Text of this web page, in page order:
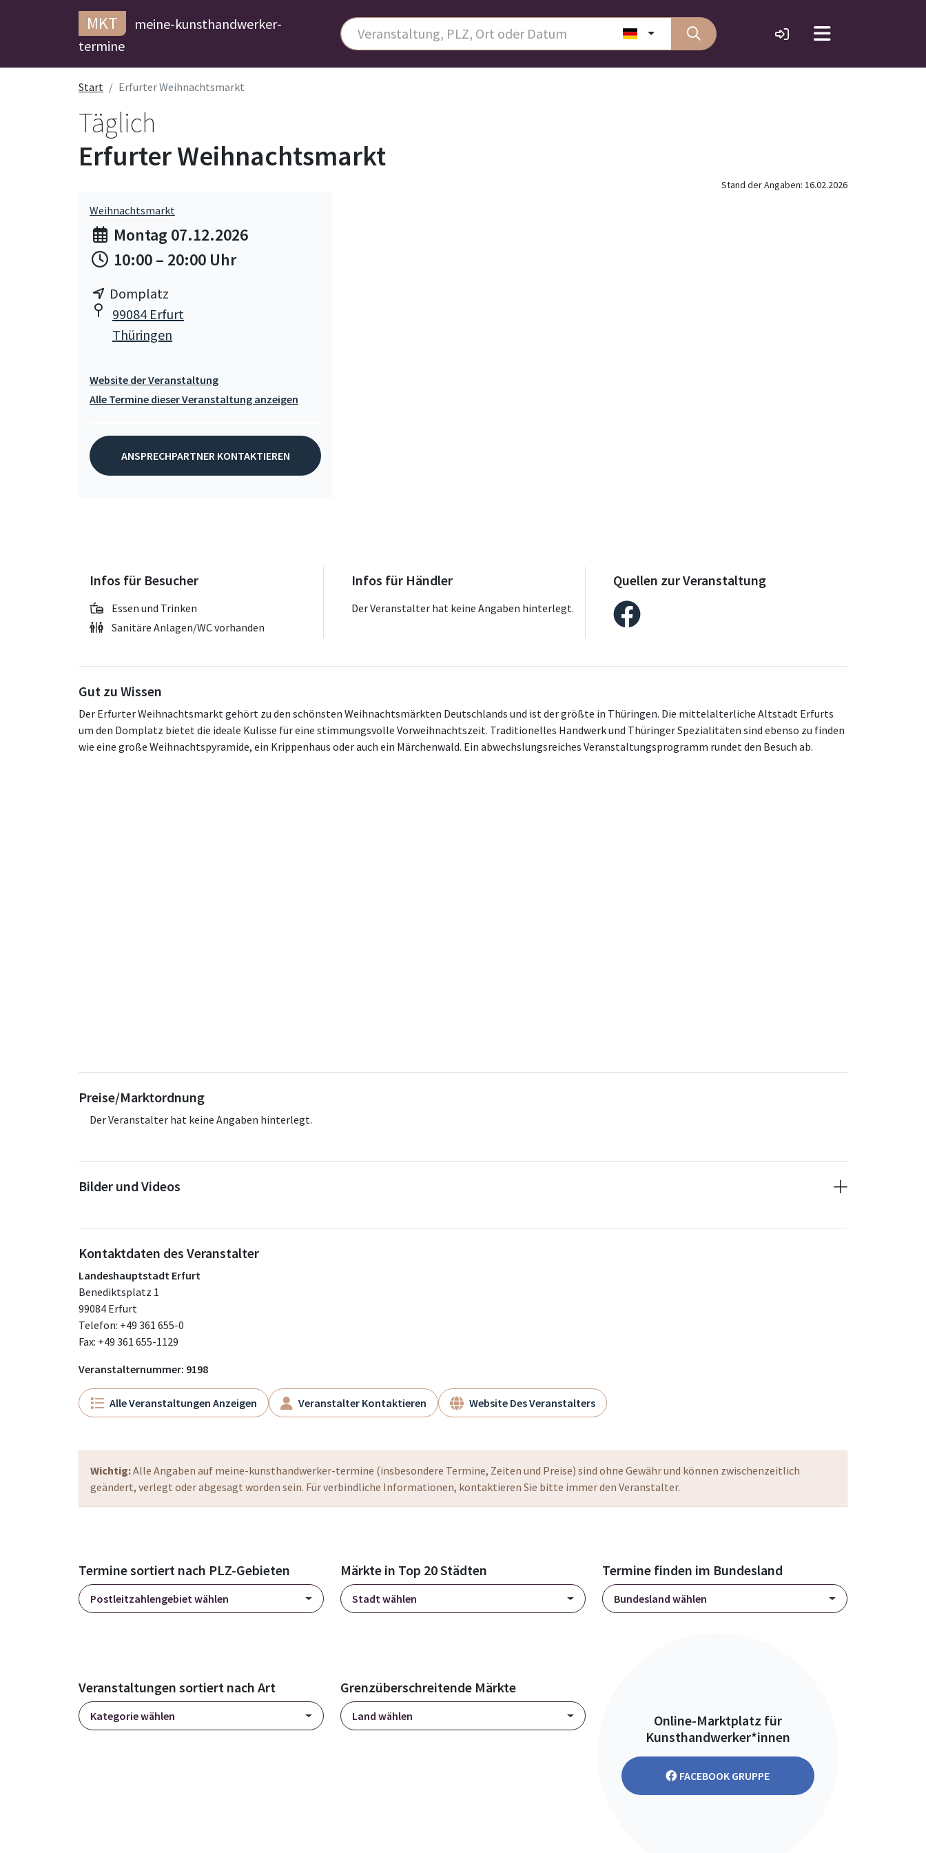
MKT
meine-kunsthandwerker-
termine
Start Erfurter Weihnachtsmarkt
Täglich
Erfurter Weihnachtsmarkt
Stand der Angaben: 16.02.2026
Weihnachtsmarkt
Montag 07.12.2026
10:00 – 20:00 Uhr
Domplatz
99084 Erfurt
Thüringen
Website der Veranstaltung
Alle Termine dieser Veranstaltung anzeigen
ANSPRECHPARTNER KONTAKTIEREN
Infos für Besucher
Essen und Trinken
Sanitäre Anlagen/WC vorhanden
Infos für Händler
Der Veranstalter hat keine Angaben hinterlegt.
Quellen zur Veranstaltung
Gut zu Wissen
Der Erfurter Weihnachtsmarkt gehört zu den schönsten Weihnachtsmärkten Deutschlands und ist der größte in Thüringen. Die mittelalterliche Altstadt Erfurts
um den Domplatz bietet die ideale Kulisse für eine stimmungsvolle Vorweihnachtszeit. Traditionelles Handwerk und Thüringer Spezialitäten sind ebenso zu finden
wie eine große Weihnachtspyramide, ein Krippenhaus oder auch ein Märchenwald. Ein abwechslungsreiches Veranstaltungsprogramm rundet den Besuch ab.
Preise/Marktordnung
Der Veranstalter hat keine Angaben hinterlegt.
Bilder und Videos
Kontaktdaten des Veranstalter
Landeshauptstadt Erfurt
Benediktsplatz 1
99084 Erfurt
Telefon: +49 361 655-0
Fax: +49 361 655-1129
Veranstalternummer: 9198
Alle Veranstaltungen Anzeigen Veranstalter Kontaktieren Website Des Veranstalters
Wichtig:Alle Angaben auf meine-kunsthandwerker-termine (insbesondere Termine, Zeiten und Preise) sind ohne Gewähr und können zwischenzeitlich
geändert, verlegt oder abgesagt worden sein. Für verbindliche Informationen, kontaktieren Sie bitte immer den Veranstalter.
Termine sortiert nach PLZ-Gebieten
Postleitzahlengebiet wählen
Märkte in Top 20 Städten
Stadt wählen
Termine finden im Bundesland
Bundesland wählen
Veranstaltungen sortiert nach Art
Kategorie wählen
Grenzüberschreitende Märkte
Land wählen
Online-Marktplatz für
Kunsthandwerker*innen
FACEBOOK GRUPPE